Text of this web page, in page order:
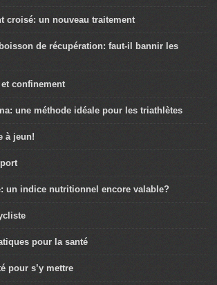
croisé: un nouveau traitement
de récupération: faut-il bannir les
confinement
une méthode idéale pour les triathlètes
à jeun!
un indice nutritionnel encore valable?
pour la santé
pour s’y mettre